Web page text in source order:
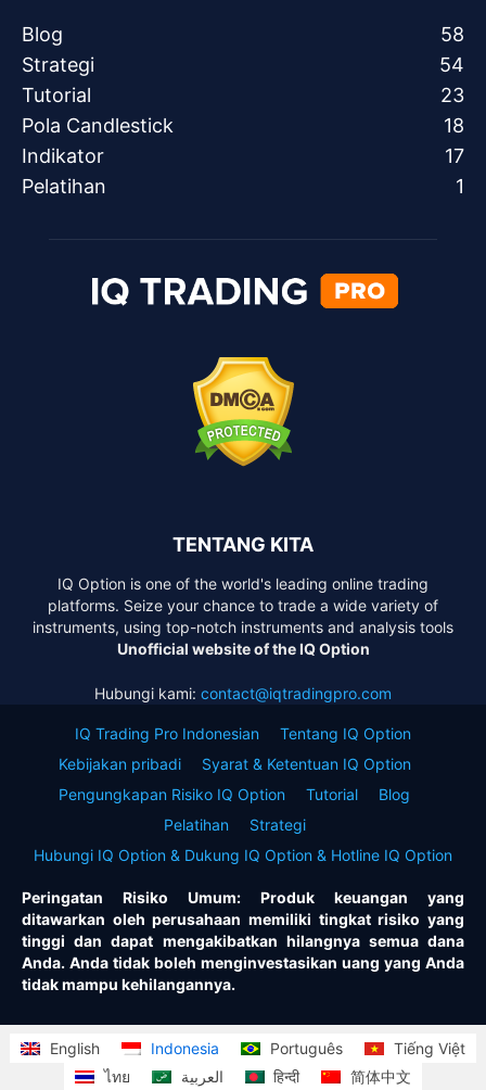
Blog
58
Strategi
54
Tutorial
23
Pola Candlestick
18
Indikator
17
Pelatihan
1
TENTANG KITA
IQ Option is one of the world's leading online trading
platforms. Seize your chance to trade a wide variety of
instruments, using top-notch instruments and analysis tools
Unofficial website of the IQ Option
Hubungi kami: contact@iqtradingpro.com
IQ Trading Pro Indonesian
Tentang IQ Option
Kebijakan pribadi
Syarat & Ketentuan IQ Option
Pengungkapan Risiko IQ Option
Tutorial
Blog
Pelatihan
Strategi
Hubungi IQ Option & Dukung IQ Option & Hotline IQ Option
Peringatan Risiko Umum: Produk keuangan yang
ditawarkan oleh perusahaan memiliki tingkat risiko yang
tinggi dan dapat mengakibatkan hilangnya semua dana
Anda. Anda tidak boleh menginvestasikan uang yang Anda
tidak mampu kehilangannya.
English Indonesia Português
Tiếng Việt
ไทย
العربية हिन्दी 简体中文